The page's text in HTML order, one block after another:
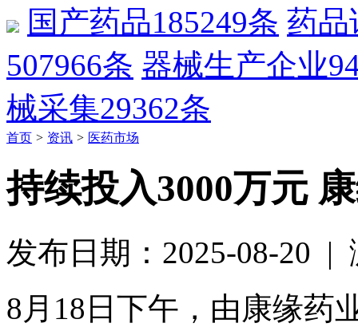
国产药品185249条 药品
507966条 器械生产企业
械采集29362条
首页 > 资讯 > 医药市场
持续投入3000万元
发布日期：2025-08-20 |
8月18日下午，由康缘药